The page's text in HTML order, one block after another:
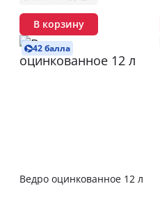
В корзину
42 балла
Ведро оцинкованное 12 л